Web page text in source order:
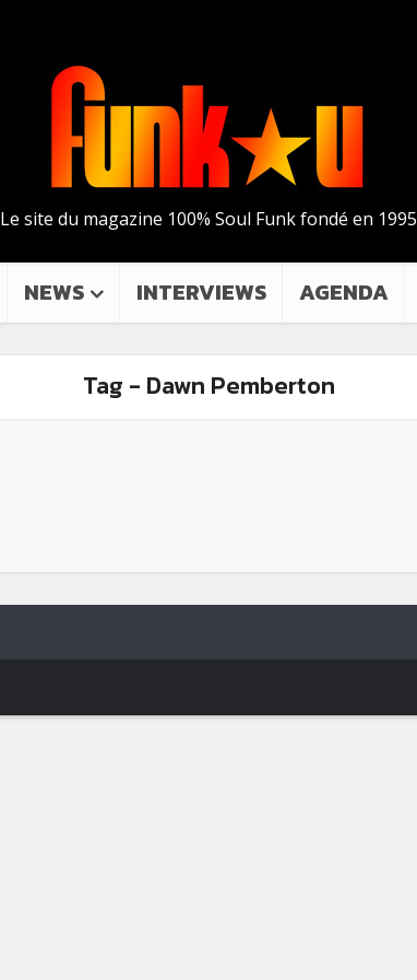
Le site du magazine 100% Soul Funk fondé en 1995
NEWS INTERVIEWS AGENDA
Tag - Dawn Pemberton